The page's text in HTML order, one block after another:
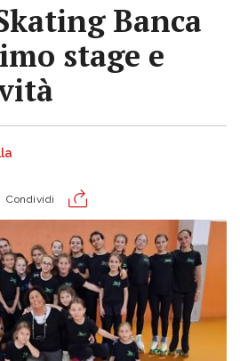
Banca
stage e
Condividi